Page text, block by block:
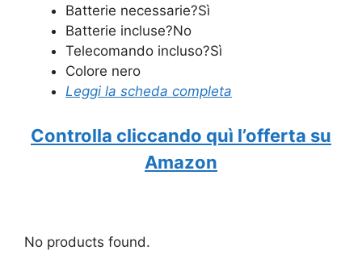
Batterie necessarie?Sì
Batterie incluse?No
Telecomando incluso?Sì
Colore nero
Leggi la scheda completa
Controlla cliccando quì l’offerta su
Amazon
No products found.